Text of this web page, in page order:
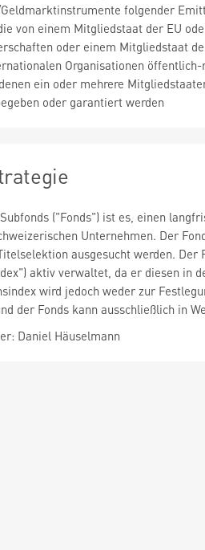
folgender
von einem Mitgliedstaat der EU
oder einem Mitgliedstaat
Organisationen
ein oder mehrere
oder garantiert werden
("Fonds") ist es, einen
Unternehmen. Der
ausgesucht werden. Der
aktiv verwaltet, da er diesen in
wird jedoch weder zur
der Fonds kann ausschließlich in
Daniel Häuselmann